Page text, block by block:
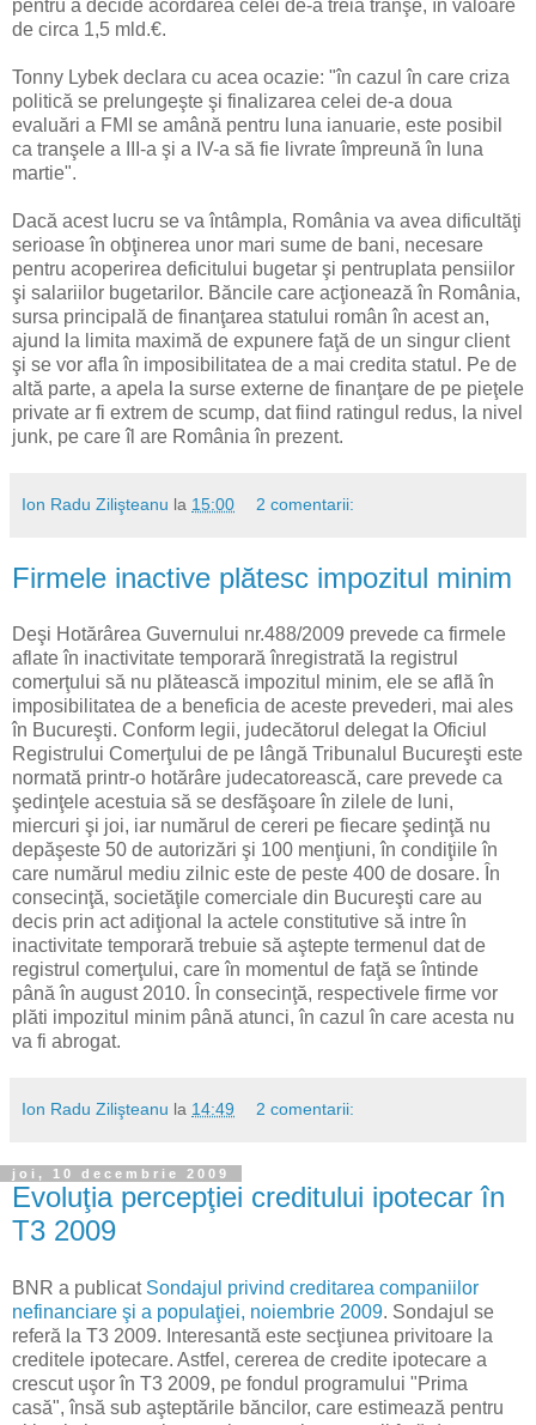
pentru a decide acordarea celei de-a treia tranşe, în valoare
de circa 1,5 mld.€.
Tonny Lybek declara cu acea ocazie: "în cazul în care criza
politică se prelungeşte şi finalizarea celei de-a doua
evaluări a FMI se amână pentru luna ianuarie, este posibil
ca tranşele a III-a şi a IV-a să fie livrate împreună în luna
martie".
Dacă acest lucru se va întâmpla, România va avea dificultăţi
serioase în obţinerea unor mari sume de bani, necesare
pentru acoperirea deficitului bugetar şi pentruplata pensiilor
şi salariilor bugetarilor. Băncile care acţionează în România,
sursa principală de finanţarea statului român în acest an,
ajund la limita maximă de expunere faţă de un singur client
şi se vor afla în imposibilitatea de a mai credita statul. Pe de
altă parte, a apela la surse externe de finanţare de pe pieţele
private ar fi extrem de scump, dat fiind ratingul redus, la nivel
junk, pe care îl are România în prezent.
Ion Radu Zilişteanu la 15:00 2 comentarii:
Firmele inactive plătesc impozitul minim
Deşi Hotărârea Guvernului nr.488/2009 prevede ca firmele
aflate în inactivitate temporară înregistrată la registrul
comerţului să nu plătească impozitul minim, ele se află în
imposibilitatea de a beneficia de aceste prevederi, mai ales
în Bucureşti. Conform legii, judecătorul delegat la Oficiul
Registrului Comerţului de pe lângă Tribunalul Bucureşti este
normată printr-o hotărâre judecatorească, care prevede ca
şedinţele acestuia să se desfăşoare în zilele de luni,
miercuri şi joi, iar numărul de cereri pe fiecare şedinţă nu
depăşeste 50 de autorizări şi 100 menţiuni, în condiţiile în
care numărul mediu zilnic este de peste 400 de dosare. În
consecinţă, societăţile comerciale din Bucureşti care au
decis prin act adiţional la actele constitutive să intre în
inactivitate temporară trebuie să aştepte termenul dat de
registrul comerţului, care în momentul de faţă se întinde
până în august 2010. În consecinţă, respectivele firme vor
plăti impozitul minim până atunci, în cazul în care acesta nu
va fi abrogat.
Ion Radu Zilişteanu la 14:49 2 comentarii:
joi, 10 decembrie 2009
Evoluţia percepţiei creditului ipotecar în
T3 2009
BNR a publicat Sondajul privind creditarea companiilor
nefinanciare şi a populaţiei, noiembrie 2009. Sondajul se
referă la T3 2009. Interesantă este secţiunea privitoare la
creditele ipotecare. Astfel, cererea de credite ipotecare a
crescut uşor în T3 2009, pe fondul programului "Prima
casă", însă sub aşteptările băncilor, care estimează pentru